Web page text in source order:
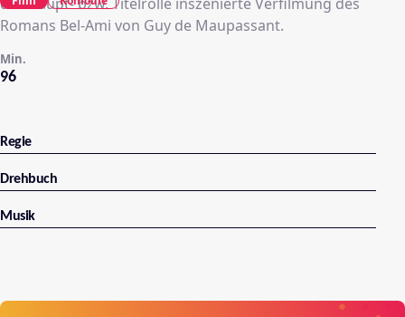
Romans Bel-Ami von Guy de Maupassant.
96
Min.
Regie
Drehbuch
Musik